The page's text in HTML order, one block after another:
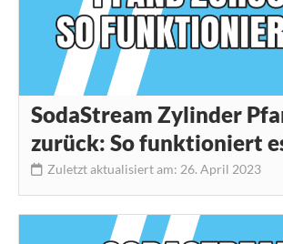
SodaStream Zylinder
zurück: So funktioniert
Zuletzt aktualisiert am: 26. April 2023